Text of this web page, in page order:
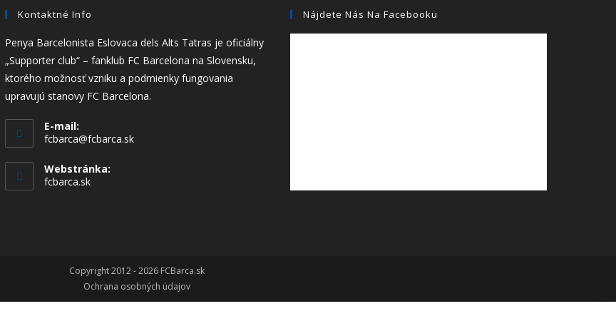
Kontaktné Info
Penya Barcelonista Eslovaca dels Alts Tatras je oficiálny
„Supporter club“ – fanklub FC Barcelona na Slovensku,
ktorého možnosť vzniku a podmienky fungovania
upravujú stanovy FC Barcelona.
E-mail:
fcbarca@fcbarca.sk
Webstránka:
fcbarca.sk
Nájdete Nás Na Facebooku
Copyright 2012 - 2026 FCBarca.sk
Ochrana osobných údajov